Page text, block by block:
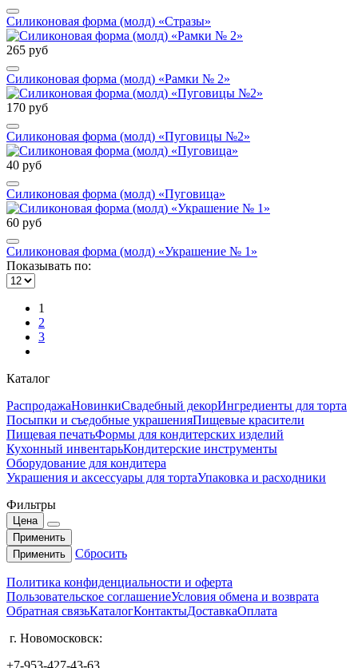
Силиконовая форма (молд) «Стразы»
265 руб
Силиконовая форма (молд) «Рамки № 2»
170 руб
Силиконовая форма (молд) «Пуговицы №2»
40 руб
Силиконовая форма (молд) «Пуговица»
60 руб
Силиконовая форма (молд) «Украшение № 1»
Показывать по:
1
2
3
Каталог
РаспродажаНовинкиСвадебный декорИнгредиенты для торта
Посыпки и съедобные украшенияПищевые красители
Пищевая печатьФормы для кондитерских изделий
Кухонный инвентарьКондитерские инструменты
Оборудование для кондитера
Украшения и аксессуары для тортаУпаковка и расходники
Фильтры
Цена
Применить
Применить
Сбросить
Политика конфиденциальности и оферта
Пользовательское соглашениеУсловия обмена и возврата
Обратная связьКаталогКонтактыДоставкаОплата
г. Новомосковск:
+7-953-427-43-63